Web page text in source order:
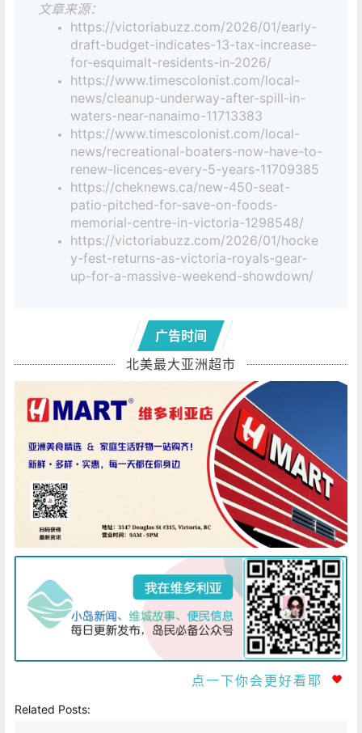
文章来源：
https://victoriabuzz.com/2026/01/early-
draft-budget-indicates-13-tax-increase-
for-esquimalt-residents-in-2026/
https://www.timescolonist.com/local-
news/cleanup-underway-after-spill-in-
waters-near-nanaimo-11713383
https://www.timescolonist.com/local-
news/recreational-boaters-now-have-to-
renew-licences-every-5-years-11709385
https://cheknews.ca/new-450-seat-
patio-pitched-for-save-on-foods-
memorial-centre-in-victoria-1298548/
https://victoriabuzz.com/2026/01/hocke
y-fest-returns-as-victoria-royals-gear-
up-for-a-massive-weekend-showdown/
广告时间
北美最大亚洲超市
点一下你会更好看耶
Related Posts: